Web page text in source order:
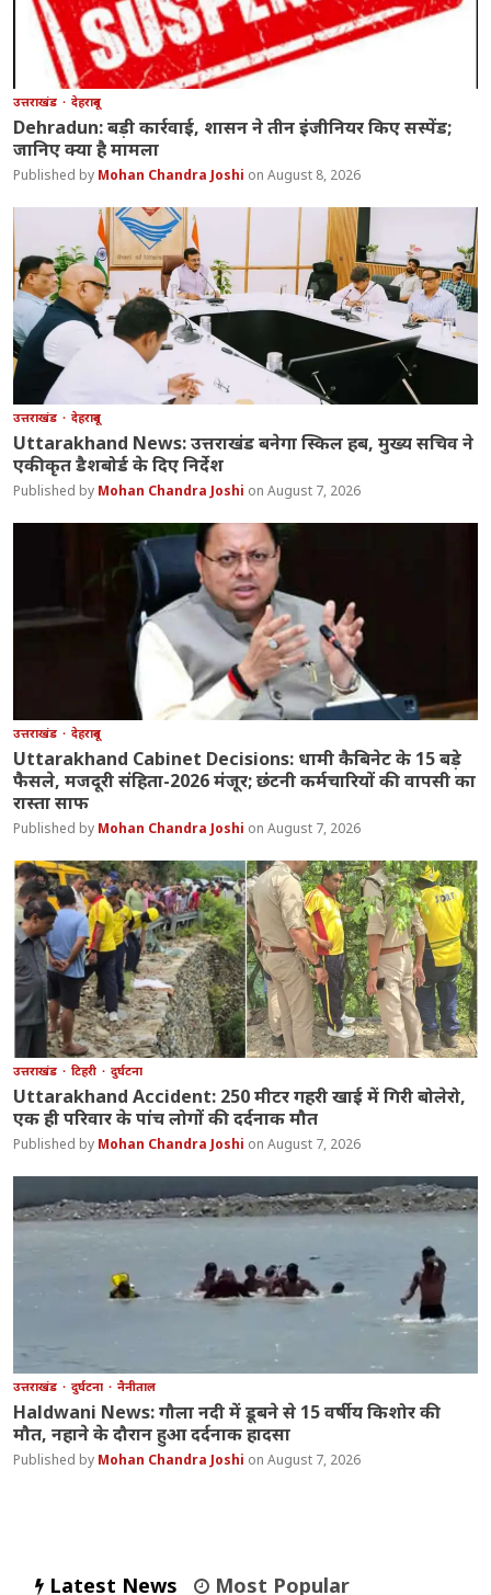
उत्तराखंड देहरादून
Dehradun: बड़ी कार्रवाई, शासन ने तीन इंजीनियर किए सस्पेंड;
जानिए क्या है मामला
Mohan Chandra Joshi August 8, 2026
उत्तराखंड देहरादून
Uttarakhand News: उत्तराखंड बनेगा स्किल हब, मुख्य सचिव ने
एकीकृत डैशबोर्ड के दिए निर्देश
Mohan Chandra Joshi August 7, 2026
उत्तराखंड देहरादून
Uttarakhand Cabinet Decisions: धामी कैबिनेट के 15 बड़े
फैसले, मजदूरी संहिता-2026 मंजूर; छंटनी कर्मचारियों की वापसी का
रास्ता साफ
Mohan Chandra Joshi August 7, 2026
उत्तराखंड टिहरी दुर्घटना
Uttarakhand Accident: 250 मीटर गहरी खाई में गिरी बोलेरो,
एक ही परिवार के पांच लोगों की दर्दनाक मौत
Mohan Chandra Joshi August 7, 2026
उत्तराखंड दुर्घटना नैनीताल
Haldwani News: गौला नदी में डूबने से 15 वर्षीय किशोर की
मौत, नहाने के दौरान हुआ दर्दनाक हादसा
Mohan Chandra Joshi August 7, 2026
Latest News Most Popular